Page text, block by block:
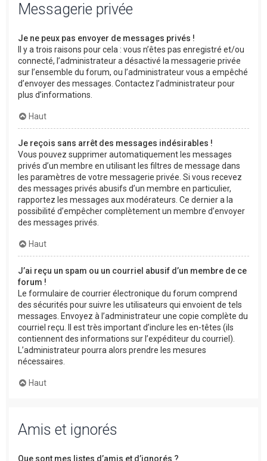
Messagerie privée
Je ne peux pas envoyer de messages privés !
Il y a trois raisons pour cela : vous n’êtes pas enregistré et/ou
connecté, l’administrateur a désactivé la messagerie privée
sur l’ensemble du forum, ou l’administrateur vous a empêché
d’envoyer des messages. Contactez l’administrateur pour
plus d’informations.
Haut
Je reçois sans arrêt des messages indésirables !
Vous pouvez supprimer automatiquement les messages
privés d’un membre en utilisant les filtres de message dans
les paramètres de votre messagerie privée. Si vous recevez
des messages privés abusifs d’un membre en particulier,
rapportez les messages aux modérateurs. Ce dernier a la
possibilité d’empêcher complètement un membre d’envoyer
des messages privés.
Haut
J’ai reçu un spam ou un courriel abusif d’un membre de ce
forum !
Le formulaire de courrier électronique du forum comprend
des sécurités pour suivre les utilisateurs qui envoient de tels
messages. Envoyez à l’administrateur une copie complète du
courriel reçu. Il est très important d’inclure les en-têtes (ils
contiennent des informations sur l’expéditeur du courriel).
L’administrateur pourra alors prendre les mesures
nécessaires.
Haut
Amis et ignorés
Que sont mes listes d’amis et d’ignorés ?